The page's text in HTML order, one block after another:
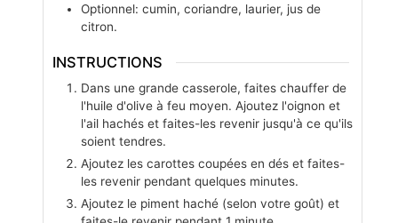
Optionnel: cumin, coriandre, laurier, jus de
citron.
INSTRUCTIONS
Dans une grande casserole, faites chauffer de
l'huile d'olive à feu moyen. Ajoutez l'oignon et
l'ail hachés et faites-les revenir jusqu'à ce qu'ils
soient tendres.
Ajoutez les carottes coupées en dés et faites-
les revenir pendant quelques minutes.
Ajoutez le piment haché (selon votre goût) et